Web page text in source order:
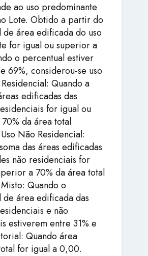
ao uso predominante
Lote. Obtido a partir do
de área edificada do uso
for igual ou superior a
o percentual estiver
69%, considerou-se uso
Quando a
edificadas das
for igual ou
da área total
Não Residencial:
das áreas edificadas
não residenciais for
a 70% da área total
Quando o
de área edificada das
e não
estiverem entre 31% e
Quando área
for igual a 0,00.